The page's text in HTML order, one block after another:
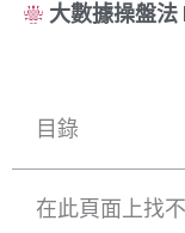
大數據操盤法
目錄
在此頁面上找